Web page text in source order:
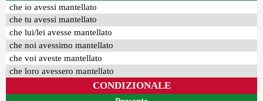
che io avessi mantellato
che tu avessi mantellato
che lui/lei avesse mantellato
che noi avessimo mantellato
che voi aveste mantellato
che loro avessero mantellato
CONDIZIONALE